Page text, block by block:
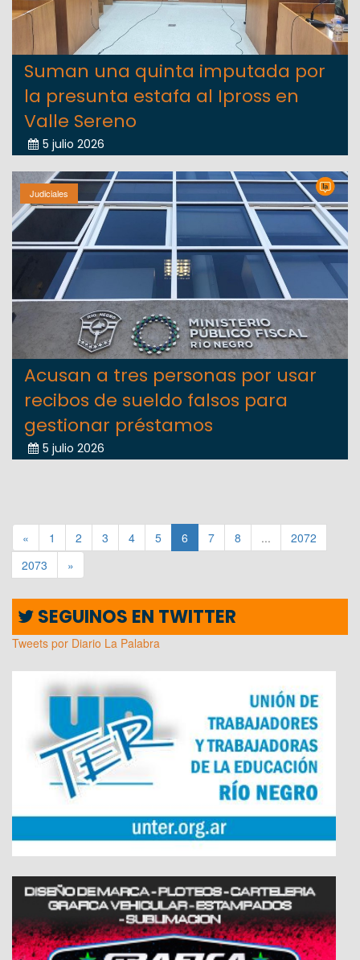
Suman una quinta imputada por
la presunta estafa al Ipross en
Valle Sereno
5 julio 2026
Judiciales
Acusan a tres personas por usar
recibos de sueldo falsos para
gestionar préstamos
5 julio 2026
« 1 2 3 4 5 6 7 8 ...
2072
2073
»
SEGUINOS EN TWITTER
Tweets por Diario La Palabra